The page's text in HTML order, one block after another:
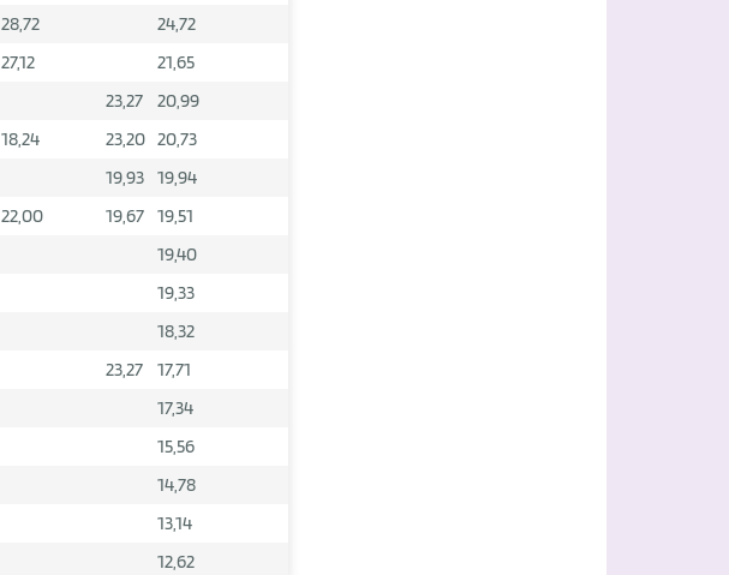
28,72
24,72
27,12
21,65
23,27
20,99
18,24 23,20 20,73
19,93 19,94
22,00 19,67 19,51
19,40
19,33
18,32
23,27
17,71
17,34
15,56
14,78
13,14
12,62